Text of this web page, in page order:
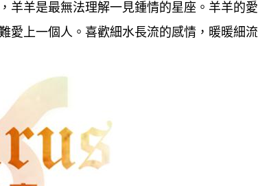
羊羊是最無法理解一見鍾情的星座。羊羊的
愛上一個人。喜歡細水長流的感情，暖暖細